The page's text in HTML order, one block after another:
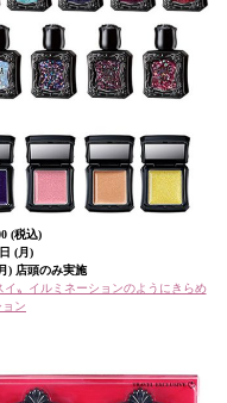
(税込)
(月)
) 店頭のみ実施
イ〟イルミネーションのようにきらめ
ン